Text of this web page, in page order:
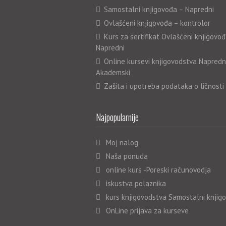
Samostalni knjigovođa – Napredni
Ovlašćeni knjigovođa – kontrolor
Kurs za sertifikat Ovlašćeni
Napredni
Online kursevi knjigovodstva
Akademski
Zašita i upotreba podataka o ličnosti
Najpopularnije
Moj nalog
Naša ponuda
online kurs -Poreski računovodja
iskustva polaznika
kurs knjigovodstva Samostalni
OnLine prijava za kurseve